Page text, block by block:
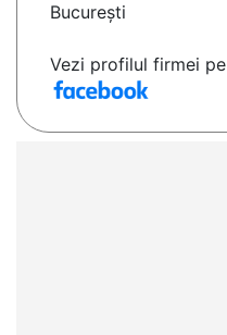
București
Vezi profilul firmei pe